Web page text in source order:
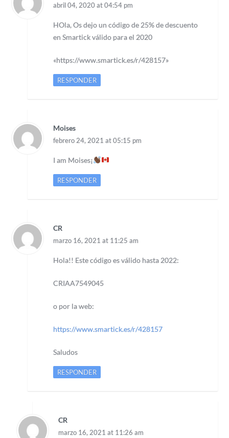
abril 04, 2020 at 04:54 pm
HOla, Os dejo un código de 25% de descuento
en Smartick válido para el 2020
«https://www.smartick.es/r/428157»
RESPONDER
Moises
febrero 24, 2021 at 05:15 pm
I am Moises¡
RESPONDER
CR
marzo 16, 2021 at 11:25 am
Hola!! Este código es válido hasta 2022:
CRIAA7549045
o por la web:
https://www.smartick.es/r/428157
Saludos
RESPONDER
CR
marzo 16, 2021 at 11:26 am